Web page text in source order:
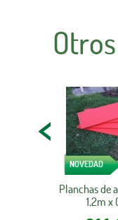
NOVEDAD
Planchas de
1,2m x